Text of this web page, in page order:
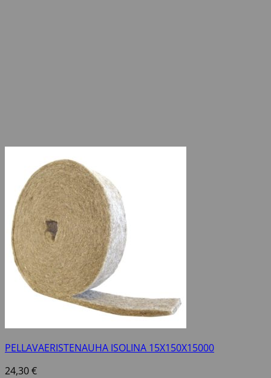
PELLAVAERISTENAUHA ISOLINA 15X150X15000
24,30€